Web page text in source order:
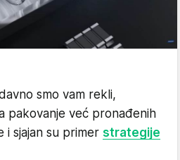
smo vam rekli,
pakovanje već pronađenih
i sjajan su primer strategije